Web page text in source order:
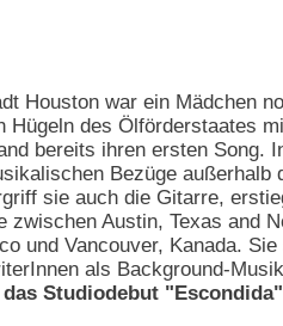
Houston war ein Mädchen
Hügeln des Ölförderstaates
bereits ihren ersten Song.
Bezüge
sie auch die Gitarre,
zwischen Austin, Texas and
und Vancouver, Kanada.
als Background-
Studiodebut